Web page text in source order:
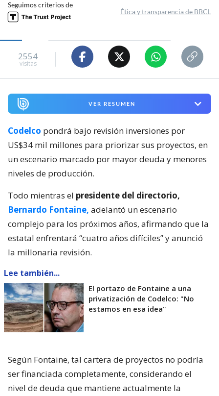
Seguimos criterios de
Ética y transparencia de BBCL
2554
visitas
VER RESUMEN
Codelco pondrá bajo revisión inversiones por
US$34 mil millones para priorizar sus proyectos, en
un escenario marcado por mayor deuda y menores
niveles de producción.
Todo mientras el presidente del directorio,
Bernardo Fontaine, adelantó un escenario
complejo para los próximos años, afirmando que la
estatal enfrentará “cuatro años difíciles” y anunció
la millonaria revisión.
Lee también...
El portazo de Fontaine a una
privatización de Codelco: "No
estamos en esa idea"
Según Fontaine, tal cartera de proyectos no podría
ser financiada completamente, considerando el
nivel de deuda que mantiene actualmente la